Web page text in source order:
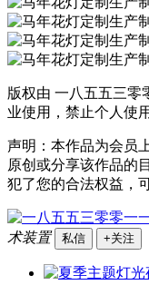
版权由 一八五五三零
业使用，禁止个人使用
声明：本作品为会员
原创或分享该作品的
犯了您的合法权益，
术装置
私信 +关注